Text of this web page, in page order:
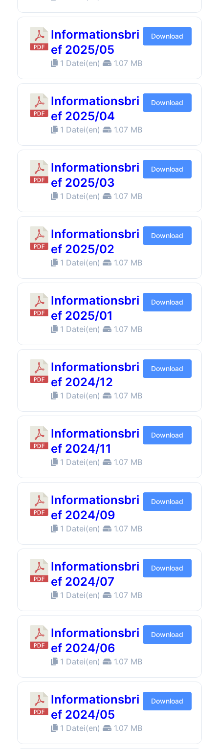
Informationsbri
ef 2025/05
1 Datei(en) 1.07 MB
Download
Informationsbri
ef 2025/04
1 Datei(en) 1.07 MB
Download
Informationsbri
ef 2025/03
1 Datei(en) 1.07 MB
Download
Informationsbri
ef 2025/02
1 Datei(en) 1.07 MB
Download
Informationsbri
ef 2025/01
1 Datei(en) 1.07 MB
Download
Informationsbri
ef 2024/12
1 Datei(en) 1.07 MB
Download
Informationsbri
ef 2024/11
1 Datei(en) 1.07 MB
Download
Informationsbri
ef 2024/09
1 Datei(en) 1.07 MB
Download
Informationsbri
ef 2024/07
1 Datei(en) 1.07 MB
Download
Informationsbri
ef 2024/06
1 Datei(en) 1.07 MB
Download
Informationsbri
ef 2024/05
1 Datei(en) 1.07 MB
Download